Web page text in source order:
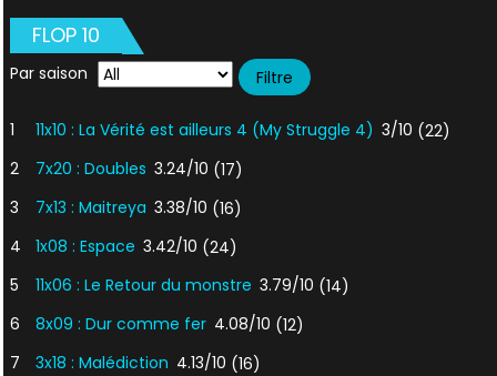
FLOP 10
Par saison
1 11x10 : La Vérité est ailleurs 4 (My Struggle 4) 3/10 (22)
2
7x20 : Doubles 3.24/10 (17)
3
7x13 : Maitreya 3.38/10 (16)
4
1x08 : Espace 3.42/10 (24)
5
11x06 : Le Retour du monstre 3.79/10 (14)
6
8x09 : Dur comme fer 4.08/10 (12)
7
3x18 : Malédiction 4.13/10 (16)